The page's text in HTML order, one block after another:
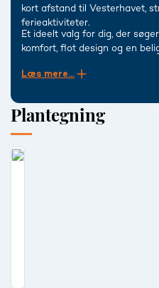
kort afstand til Vesterhavet,
ferieaktiviteter.
Et ideelt valg for dig, der
komfort, flot design og en
Læs mere...
Plantegning